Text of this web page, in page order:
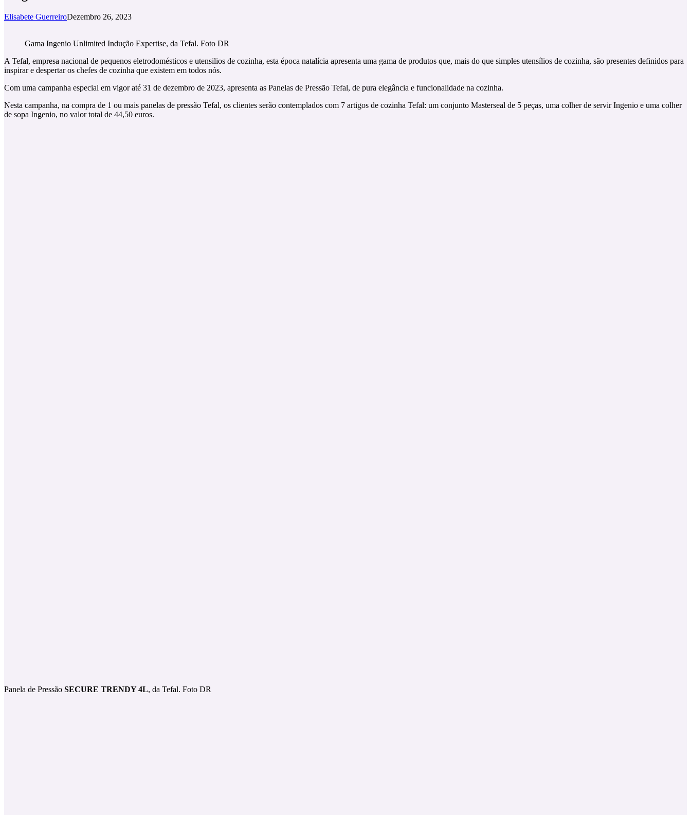
Elisabete GuerreiroDezembro 26, 2023
Gama Ingenio Unlimited Indução Expertise, da Tefal. Foto DR
A Tefal, empresa nacional de pequenos eletrodomésticos e utensilios de cozinha, esta época natalícia apresenta uma gama de produtos que, mais do que simples utensílios de cozinha, são presentes definidos para
inspirar e despertar os chefes de cozinha que existem em todos nós.
Com uma campanha especial em vigor até 31 de dezembro de 2023, apresenta as Panelas de Pressão Tefal, de pura elegância e funcionalidade na cozinha.
Nesta campanha, na compra de 1 ou mais panelas de pressão Tefal, os clientes serão contemplados com 7 artigos de cozinha Tefal: um conjunto Masterseal de 5 peças, uma colher de servir Ingenio e uma colher
de sopa Ingenio, no valor total de 44,50 euros.
Panela de Pressão SECURE TRENDY 4L, da Tefal. Foto DR